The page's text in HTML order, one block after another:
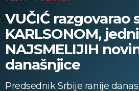
VUČIĆ razgovarao
KARLSONOM,
NAJSMELIJIH
današnjice
Predsednik Srbije ranije danas